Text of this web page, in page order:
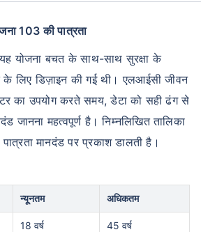
103 की पात्रता
योजना बचत के साथ-साथ सुरक्षा के
लिए डिज़ाइन की गई थी। एलआईसी जीवन
का उपयोग करते समय, डेटा को सही ढंग से
जानना महत्वपूर्ण है। निम्नलिखित तालिका
मानदंड पर प्रकाश डालती है।
न्यूनतम अधिकतम
18 वर्ष 45 वर्ष
के तहत टैक्स बचत